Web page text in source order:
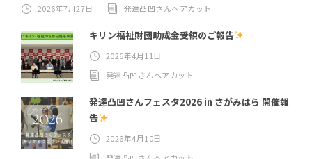
2026年7月27日 発達凸凹さんヘアカット
キリン福祉財団助成金受領のご報告
2026年4月11日
発達凸凹さんヘアカット
発達凸凹さんフェスタ2026 in さがみはら 開催報
告
2026年4月10日